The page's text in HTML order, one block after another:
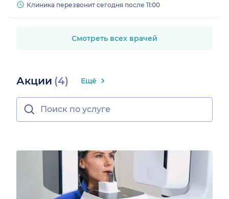
Клиника перезвонит сегодня после 11:00
Смотреть всех врачей
Акции (4) Ещё